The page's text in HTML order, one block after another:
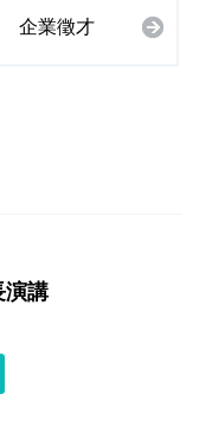
企業徵才
演講